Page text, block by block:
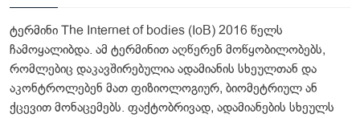
ტერმინი The Internet of bodies (IoB) 2016 წელს
ჩამოყალიბდა. ამ ტერმინით აღწერენ მოწყობილობებს,
რომლებიც დაკავშირებულია ადამიანის სხეულთან და
აკონტროლებენ მათ ფიზიოლოგიურ, ბიომეტრიულ ან
ქცევით მონაცემებს. ფაქტობრივად, ადამიანების სხეულს